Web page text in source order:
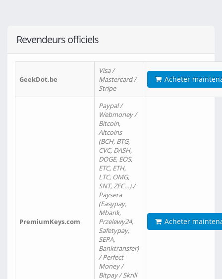
Revendeurs officiels
GeekDot.be
Visa /
Mastercard /
Stripe
Acheter
PremiumKeys.com
Paypal /
Webmoney /
Bitcoin,
Altcoins
(BCH, BTG,
CVC, DASH,
DOGE, EOS,
ETC, ETH,
LTC, OMG,
SNT, ZEC…) /
Paysera
(Easypay,
Mbank,
Przelewy24,
Safetypay,
SEPA,
Banktransfer)
/ Perfect
Money /
Bitpay / Skrill
Acheter